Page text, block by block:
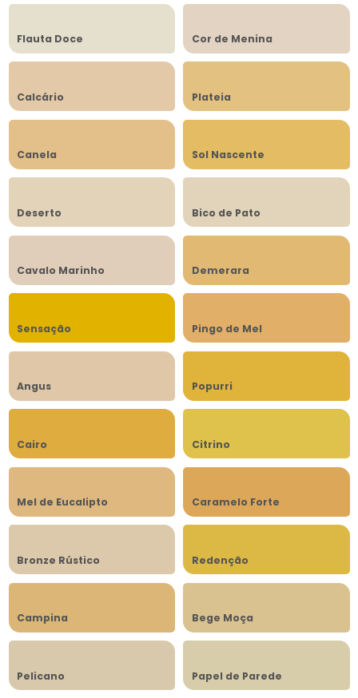
Flauta Doce Cor de Menina
Calcário Plateia
Canela Sol Nascente
Deserto Bico de Pato
Cavalo Marinho Demerara
Sensação Pingo de Mel
Angus Popurri
Cairo Citrino
Mel de Eucalipto Caramelo Forte
Bronze Rústico Redenção
Campina Bege Moça
Pelicano Papel de Parede